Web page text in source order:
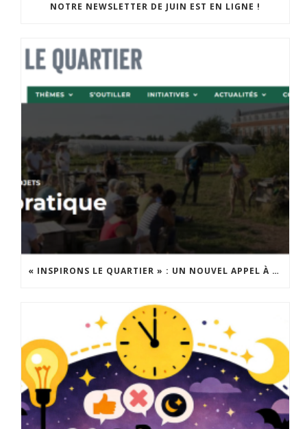
NOTRE NEWSLETTER DE JUIN EST EN LIGNE !
« INSPIRONS LE QUARTIER » : UN NOUVEL APPEL À PROJETS EST LANCÉ !